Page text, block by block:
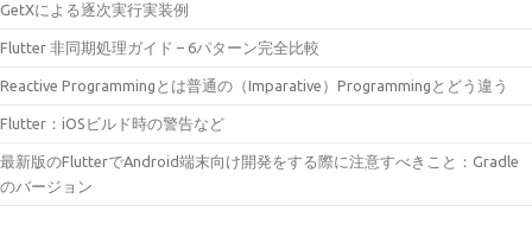
GetXによる逐次実行実装例
Flutter 非同期処理ガイド – 6パターン完全比較
Reactive Programmingとは普通の（Imparative）Programmingとどう違う
Flutter：iOSビルド時の警告など
最新版のFlutterでAndroid端末向け開発をする際に注意すべきこと：Gradle
のバージョン